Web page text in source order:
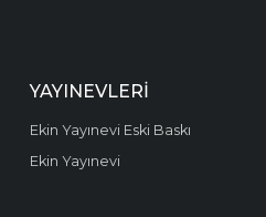
YAYINEVLERI
Ekin Yayınevi Eski Baskı
Ekin Yayınevi